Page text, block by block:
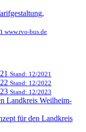
www.rvo-bus.de
Stand: 12/2021
Stand: 12/2022
Stand: 12/2023
Landkreis Weilheim-
für den Landkreis